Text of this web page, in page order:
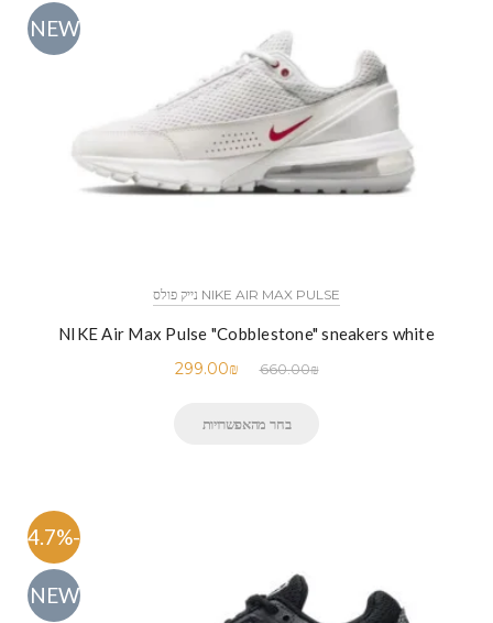
NEW
NIKE AIR MAX PULSE נייק פולס
NIKE Air Max Pulse "Cobblestone" sneakers white
660.00₪
299.00₪
בחר מהאפשרויות
-54.7%
NEW